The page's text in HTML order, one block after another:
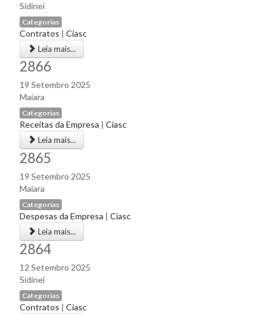
Sidinei
Categorias
Contratos |Ciasc
Leia mais...
2866
19 Setembro 2025
Maiara
Categorias
Receitas da Empresa |Ciasc
Leia mais...
2865
19 Setembro 2025
Maiara
Categorias
Despesas da Empresa |Ciasc
Leia mais...
2864
12 Setembro 2025
Sidinei
Categorias
Contratos |Ciasc